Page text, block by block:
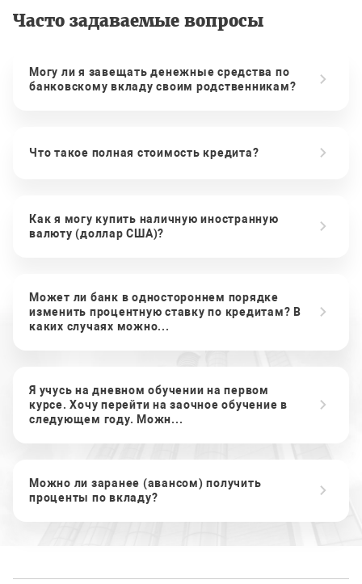
Часто задаваемые вопросы
Могу ли я завещать денежные средства по
банковскому вкладу своим родственникам?
Что такое полная стоимость кредита?
Как я могу купить наличную иностранную
валюту (доллар США)?
Может ли банк в одностороннем порядке
изменить процентную ставку по кредитам? В
каких случаях можно...
Я учусь на дневном обучении на первом
курсе. Хочу перейти на заочное обучение в
следующем году. Можн...
Можно ли заранее (авансом) получить
проценты по вкладу?